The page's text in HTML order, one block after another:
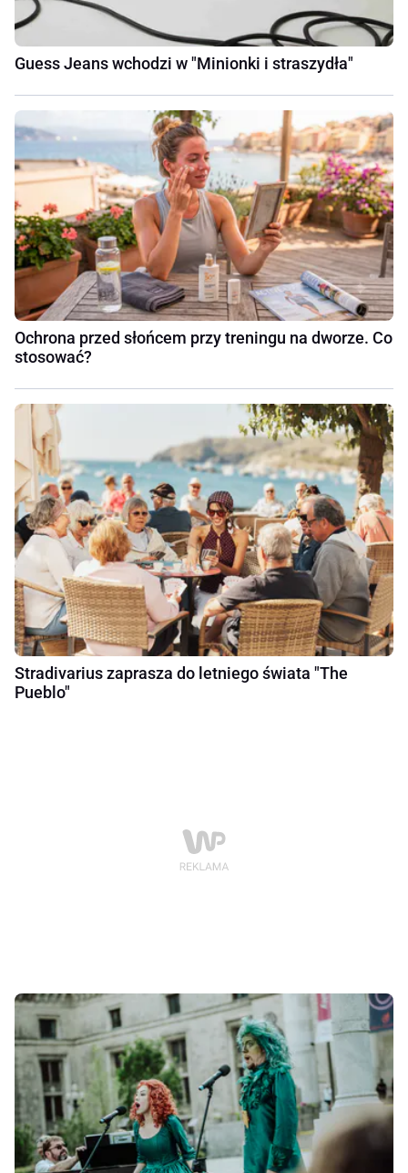
Guess Jeans wchodzi w "Minionki i straszydła"
Ochrona przed słońcem przy treningu na dworze. Co
stosować?
Stradivarius zaprasza do letniego świata "The
Pueblo"